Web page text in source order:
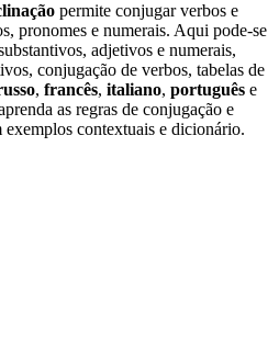
permite conjugar verbos e
pronomes e numerais. Aqui pode-se
adjetivos e numerais,
conjugação de verbos, tabelas de
, francês, italiano, português e
as regras de conjugação e
exemplos contextuais e dicionário.